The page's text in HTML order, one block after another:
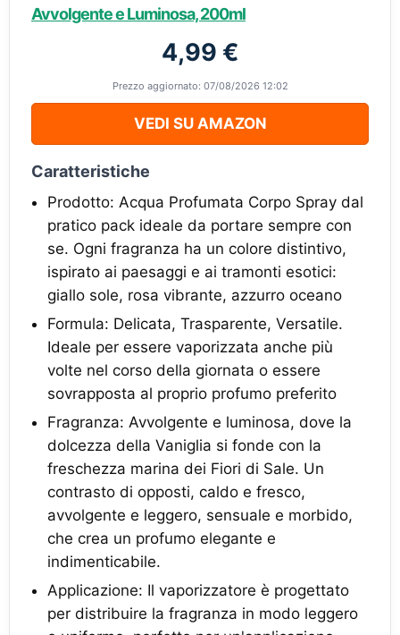
Avvolgente e Luminosa, 200ml
4,99 €
Prezzo aggiornato: 07/08/2026 12:02
VEDI SU AMAZON
Caratteristiche
Prodotto: Acqua Profumata Corpo Spray dal
pratico pack ideale da portare sempre con
se. Ogni fragranza ha un colore distintivo,
ispirato ai paesaggi e ai tramonti esotici:
giallo sole, rosa vibrante, azzurro oceano
Formula: Delicata, Trasparente, Versatile.
Ideale per essere vaporizzata anche più
volte nel corso della giornata o essere
sovrapposta al proprio profumo preferito
Fragranza: Avvolgente e luminosa, dove la
dolcezza della Vaniglia si fonde con la
freschezza marina dei Fiori di Sale. Un
contrasto di opposti, caldo e fresco,
avvolgente e leggero, sensuale e morbido,
che crea un profumo elegante e
indimenticabile.
Applicazione: Il vaporizzatore è progettato
per distribuire la fragranza in modo leggero